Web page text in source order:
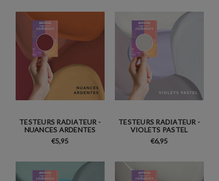
TESTEURS RADIATEUR -
NUANCES ARDENTES
€5,95
TESTEURS RADIATEUR -
VIOLETS PASTEL
€6,95